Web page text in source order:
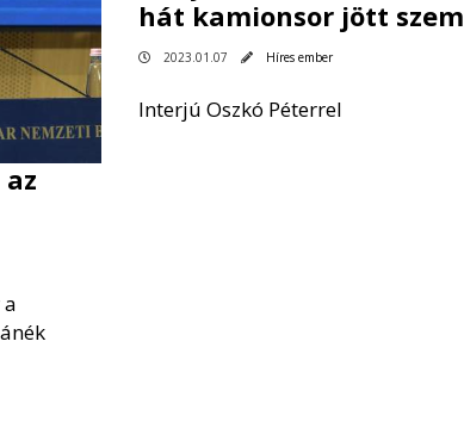
hát kamionsor jött
2023.01.07 Híres ember
Interjú Oszkó Péterrel